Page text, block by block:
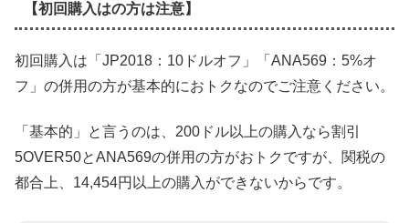
【初回購入はの方は注意】
初回購入は「JP2018：10ドルオフ」「ANA569：5%オ
フ」の併用の方が基本的におトクなのでご注意ください。
「基本的」と言うのは、200ドル以上の購入なら割引
5OVER50とANA569の併用の方がおトクですが、関税の
都合上、14,454円以上の購入ができないからです。